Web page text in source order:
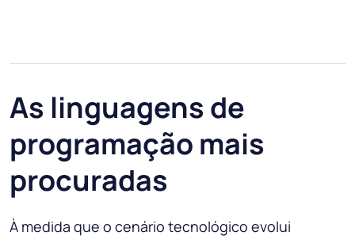
As linguagens de
programação mais
procuradas
À medida que o cenário tecnológico evolui